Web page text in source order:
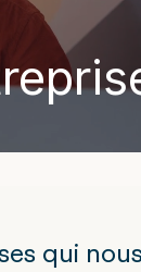
qui